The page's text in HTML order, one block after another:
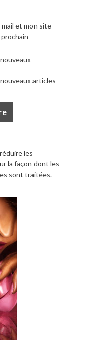
et mon site
articles
les
la façon dont les
sont traitées.